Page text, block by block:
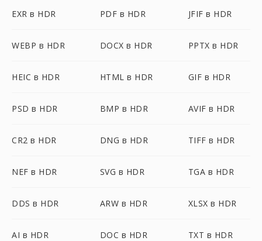
EXR в HDR PDF в HDR JFIF в HDR
WEBP в HDR DOCX в HDR PPTX в HDR
HEIC в HDR HTML в HDR GIF в HDR
PSD в HDR BMP в HDR AVIF в HDR
CR2 в HDR DNG в HDR TIFF в HDR
NEF в HDR SVG в HDR TGA в HDR
DDS в HDR ARW в HDR XLSX в HDR
AI в HDR DOC в HDR TXT в HDR